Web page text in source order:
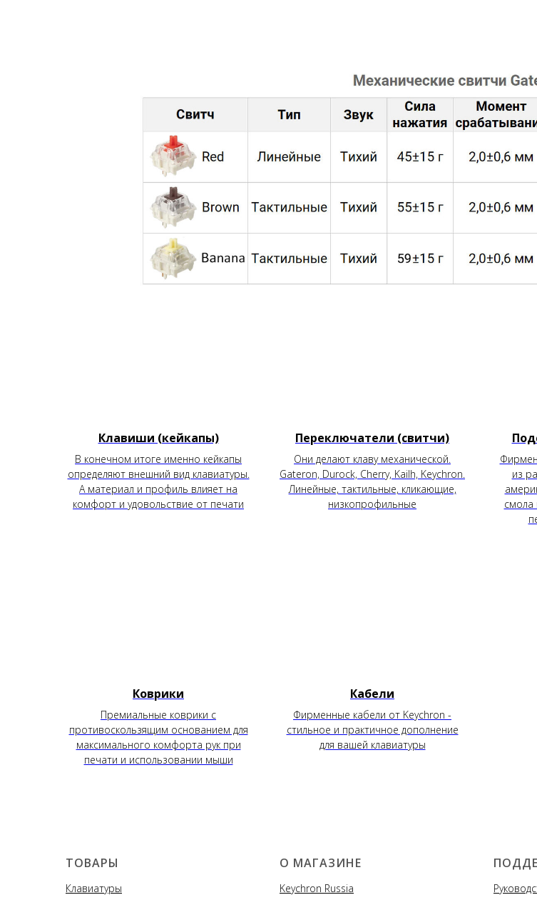
Клавиши (кейкапы)
В конечном итоге именно кейкапы
определяют внешний вид клавиатуры.
А материал и профиль влияет на
комфорт и удовольствие от печати
Переключатели (свитчи)
Они делают клаву механической.
Gateron, Durock, Cherry, Kailh, Keychron.
Линейные, тактильные, кликающие,
низкопрофильные
из
смола
Коврики
Премиальные коврики с
противоскользящим основанием для
максимального комфорта рук при
печати и использовании мыши
Кабели
Фирменные кабели от Keychron -
стильное и практичное дополнение
для вашей клавиатуры
ТОВАРЫ
Клавиатуры
О МАГАЗИНЕ
Keychron Russia